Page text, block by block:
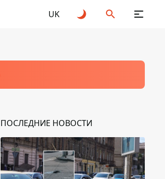
UK
ПОСЛЕДНИЕ НОВОСТИ